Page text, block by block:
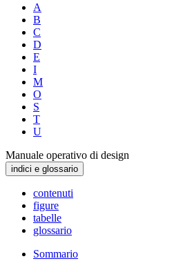
A
B
C
D
E
I
M
O
S
T
U
Manuale operativo di design
indici e glossario
contenuti
figure
tabelle
glossario
Sommario